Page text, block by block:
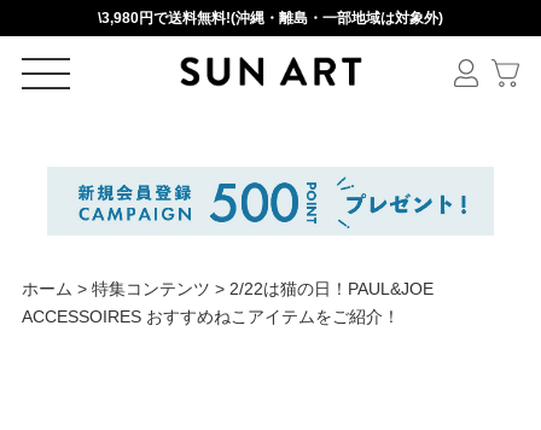
\3,980円で送料無料!(沖縄・離島・一部地域は対象外)
ログイン
新規会員登録
ホーム > 特集コンテンツ > 2/22は猫の日！PAUL&JOE
ACCESSOIRES おすすめねこアイテムをご紹介！